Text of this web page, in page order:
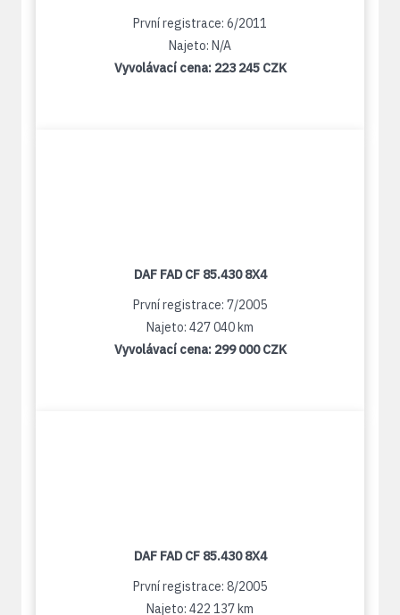
První registrace: 6/2011
Najeto: N/A
Vyvolávací cena: 223 245 CZK
DAF FAD CF 85.430 8X4
První registrace: 7/2005
Najeto: 427 040 km
Vyvolávací cena: 299 000 CZK
DAF FAD CF 85.430 8X4
První registrace: 8/2005
Najeto: 422 137 km